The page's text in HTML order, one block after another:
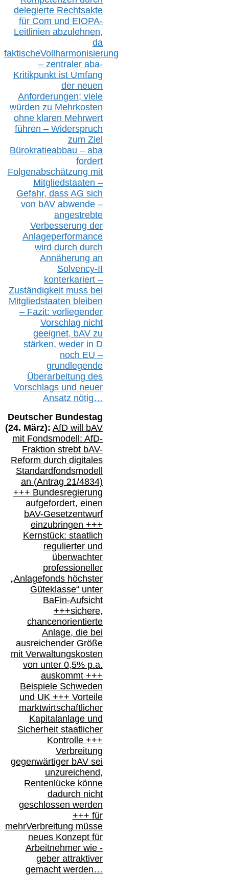
delegierte Rechtsakte
für Com und EIOPA-
Leitlinien abzulehnen,
da
faktischeVollharmonisierung
– zentraler aba-
Kritikpunkt ist Umfang
der neuen
Anforderungen; viele
würden zu Mehrkosten
ohne klaren Mehrwert
führen – Widerspruch
zum Ziel
Bürokratieabbau – aba
fordert
Folgenabschätzung mit
Mitgliedstaaten –
Gefahr, dass AG sich
von bAV abwende –
angestrebte
Verbesserung der
Anlageperformance
wird durch durch
Annäherung an
Solvency-II
konterkariert –
Zuständigkeit muss bei
Mitgliedstaaten bleiben
– Fazit: vorliegender
Vorschlag nicht
geeignet, bAVzu
stärken, weder in D
noch EU –
grundlegende
Überarbeitung des
Vorschlags und neuer
Ansatz nötig…
Deutscher Bundestag
(24. März): AfD will bAV
mit Fondsmodell: AfD-
Fraktion strebt bAV-
Reform durch digitales
Standardfondsmodell
an (Antrag 21/4834)
+++ Bundesregierung
aufgefordert, einen
bAV-Gesetzentwurf
einzubringen +++
Kernstück: staatlich
regulierter und
überwachter
professioneller
„Anlagefonds höchster
Güteklasse“ unter
BaFin-Aufsicht
+++sichere,
chancenorientierte
Anlage, die bei
ausreichender Größe
mit Verwaltungskosten
von unter 0,5% p.a.
auskommt +++
Beispiele Schweden
und UK +++ Vorteile
marktwirtschaftlicher
Kapitalanlage und
Sicherheit staatlicher
Kontrolle +++
Verbreitung
gegenwärtiger bAVsei
unzureichend,
Rentenlücke könne
dadurch nicht
geschlossen werden
+++ für
mehrVerbreitung müsse
neues Konzept für
Arbeitnehmer wie-
geber attraktiver
gemacht werden…